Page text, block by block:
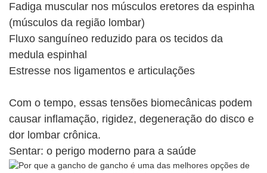
Fadiga muscular nos músculos eretores da espinha
(músculos da região lombar)
Fluxo sanguíneo reduzido para os tecidos da
medula espinhal
Estresse nos ligamentos e articulações
Com o tempo, essas tensões biomecânicas podem
causar inflamação, rigidez, degeneração do disco e
dor lombar crônica.
Sentar: o perigo moderno para a saúde